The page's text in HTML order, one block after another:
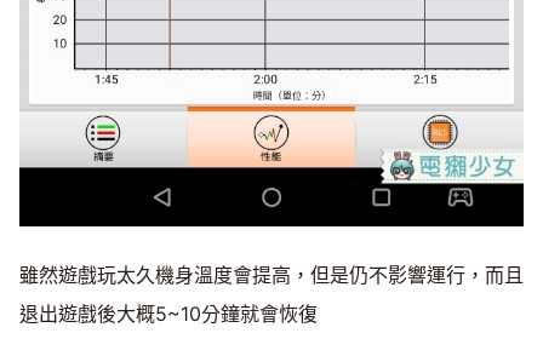
雖然遊戲玩太久機身溫度會提高，但是仍不影響運行，而且
退出遊戲後大概5~10分鐘就會恢復